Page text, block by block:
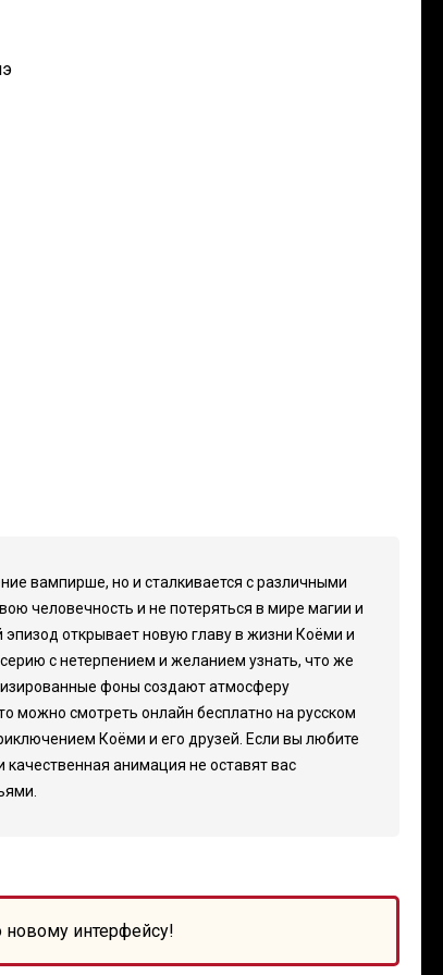
вампирше, но и сталкивается с различными
человечность и не потеряться в мире магии и
открывает новую главу в жизни Коёми и
с нетерпением и желанием узнать, что же
фоны создают атмосферу
можно смотреть онлайн бесплатно на русском
Коёми и его друзей. Если вы любите
анимация не оставят вас
новому интерфейсу!